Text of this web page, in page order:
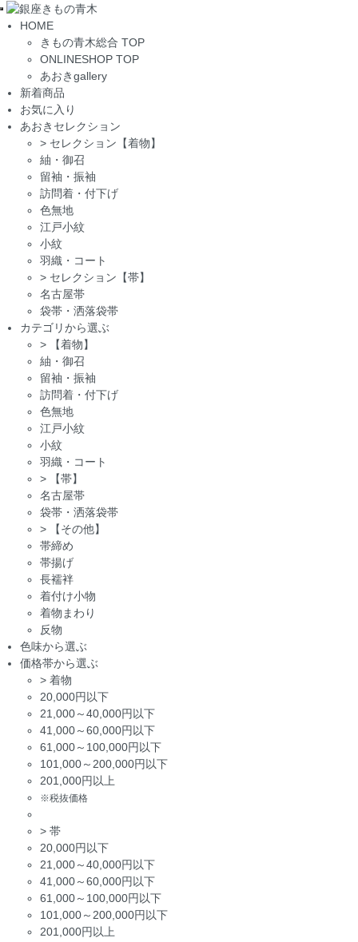
Toggle
navigation
HOME
きもの青木総合 TOP
ONLINESHOP TOP
あおきgallery
新着商品
お気に入り
あおきセレクション
> セレクション【着物】
紬・御召
留袖・振袖
訪問着・付下げ
色無地
江戸小紋
小紋
羽織・コート
> セレクション【帯】
名古屋帯
袋帯・洒落袋帯
カテゴリから選ぶ
>
【着物】
紬・御召
留袖・振袖
訪問着・付下げ
色無地
江戸小紋
小紋
羽織・コート
>
【帯】
名古屋帯
袋帯・洒落袋帯
>
【その他】
帯締め
帯揚げ
長襦袢
着付け小物
着物まわり
反物
色味から選ぶ
価格帯から選ぶ
> 着物
20,000円以下
21,000～40,000円以下
41,000～60,000円以下
61,000～100,000円以下
101,000～200,000円以下
201,000円以上
※税抜価格
> 帯
20,000円以下
21,000～40,000円以下
41,000～60,000円以下
61,000～100,000円以下
101,000～200,000円以下
201,000円以上